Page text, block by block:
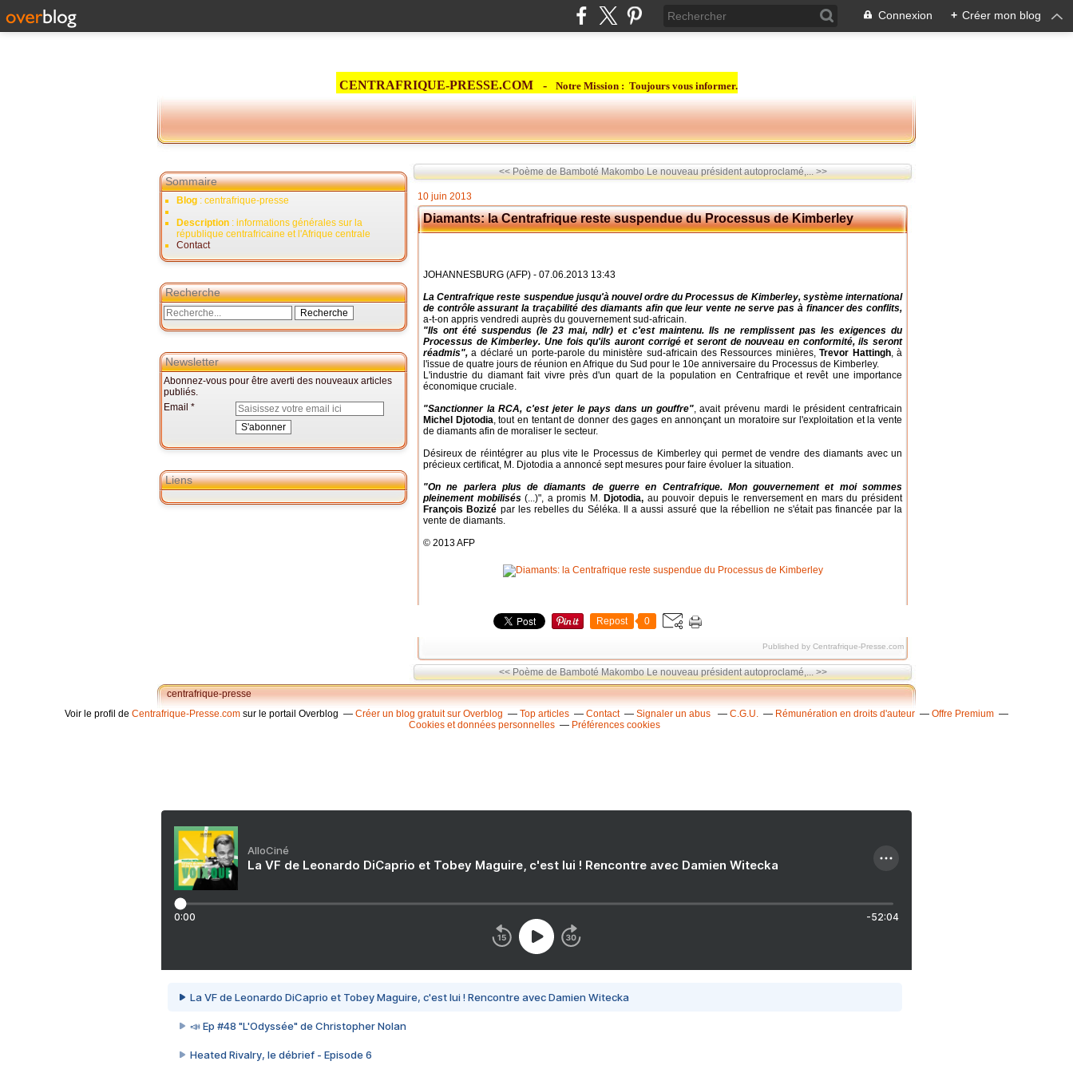
Connexion + Créer mon blog
CENTRAFRIQUE-PRESSE.COM - Notre Mission : Toujours vous informer.
Sommaire
Blog : centrafrique-presse
Description : informations générales sur la
république centrafricaine et l'Afrique centrale
Contact
Recherche
Newsletter
Abonnez-vous pour être averti des nouveaux articles
publiés.
Email
Liens
<< Poème de Bamboté Makombo Le nouveau président autoproclamé,... >>
10 juin 2013
Diamants: la Centrafrique reste suspendue du Processus de Kimberley
JOHANNESBURG (AFP) - 07.06.2013 13:43
La Centrafrique reste suspendue jusqu'à nouvel ordre du Processus de Kimberley, système international
de contrôle assurant la traçabilité des diamants afin que leur vente ne serve pas à financer des conflits,
a-t-on appris vendredi auprès du gouvernement sud-africain.
"Ils ont été suspendus (le 23 mai, ndlr) et c'est maintenu. Ils ne remplissent pas les exigences du
Processus de Kimberley. Une fois qu'ils auront corrigé et seront de nouveau en conformité, ils seront
réadmis", a déclaré un porte-parole du ministère sud-africain des Ressources minières,Trevor Hattingh, à
l'issue de quatre jours de réunion en Afrique du Sud pour le 10e anniversaire du Processus de Kimberley.
L'industrie du diamant fait vivre près d'un quart de la population en Centrafrique et revêt une importance
économique cruciale.
"Sanctionner la RCA, c'est jeter le pays dans un gouffre", avait prévenu mardi le président centrafricain
Michel Djotodia, tout en tentant de donner des gages en annonçant un moratoire sur l'exploitation et la vente
de diamants afin de moraliser le secteur.
Désireux de réintégrer au plus vite le Processus de Kimberley qui permet de vendre des diamants avec un
précieux certificat, M. Djotodia a annoncé sept mesures pour faire évoluer la situation.
"On ne parlera plus de diamants de guerre en Centrafrique. Mon gouvernement et moi sommes
pleinement mobilisés(...)", a promis M. Djotodia, au pouvoir depuis le renversement en mars du président
François Bozizé par les rebelles du Séléka. Il a aussi assuré que la rébellion ne s'était pas financée par la
vente de diamants.
© 2013 AFP
Repost 0
Published by Centrafrique-Presse.com
<< Poème de Bamboté Makombo Le nouveau président autoproclamé,... >>
centrafrique-presse
Voir le profil de Centrafrique-Presse.com sur le portail Overblog Créer un blog gratuit sur Overblog Top articles Contact Signaler un abus C.G.U. Rémunération en droits d'auteur
Offre Premium
Cookies et données personnelles
Préférences cookies
AlloCiné
La VF de Leonardo DiCaprio et Tobey Maguire, c'est lui ! Rencontre avec Damien Witecka
0:00 -52:04
La VF de Leonardo DiCaprio et Tobey Maguire, c'est lui ! Rencontre avec Damien Witecka
📣 Ep #48 "L'Odyssée" de Christopher Nolan
Heated Rivalry, le débrief - Episode 6